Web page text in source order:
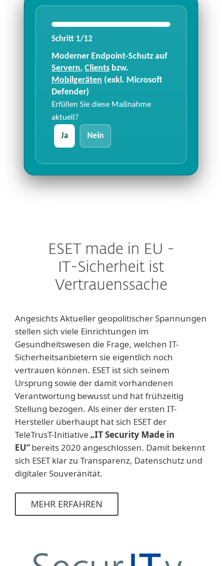
Schritt 1/12
Moderner Endpoint-Schutz auf
Servern, Clients bzw.
Mobilgeräten (exkl. Microsoft
Defender)
Erfüllen Sie diese Maßnahme
aktuell?
Ja Nein
ESET made in EU -
IT-Sicherheit ist
Vertrauenssache
Angesichts Aktueller geopolitischer Spannungen
stellen sich viele Einrichtungen im
Gesundheitswesen die Frage, welchen IT-
Sicherheitsanbietern sie eigentlich noch
vertrauen können. ESET ist sich seinem
Ursprung sowie der damit vorhandenen
Verantwortung bewusst und hat frühzeitig
Stellung bezogen. Als einer der ersten IT-
Hersteller überhaupt hat sich ESET der
TeleTrusT-Initiative„IT Security Made in
EU“bereits 2020 angeschlossen. Damit bekennt
sich ESET klar zu Transparenz, Datenschutz und
digitaler Souveränität.
MEHR ERFAHREN